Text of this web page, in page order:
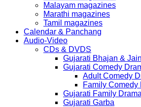
Malayam magazines
Marathi magazines
Tamil magazines
Calendar & Panchang
Audio-Video
CDs & DVDS
Gujarati Bhajan &
Gujarati Comedy
Adult Comedy
Family Comedy
Gujarati Family Drama
Gujarati Garba